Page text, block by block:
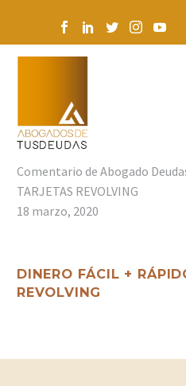
Comentario de Abogado
TARJETAS REVOLVING
18 marzo, 2020
DINERO FÁCIL +
REVOLVING